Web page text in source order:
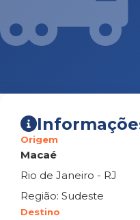
Origem
Macaé
Rio de Janeiro - RJ
Região: Sudeste
Destino